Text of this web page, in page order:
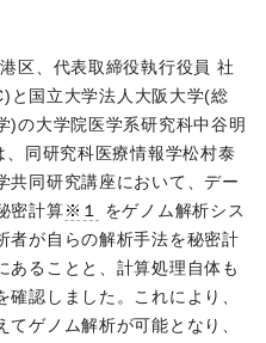
区、代表取締役執行役員 社
と国立大学法人大阪大学(総
)の大学院医学系研究科中谷明
同研究科医療情報学松村泰
共同研究講座において、デー
密計算※１
をゲノム解析シス
者が自らの解析手法を秘密計
あることと、計算処理自体も
認しました。これにより、
ゲノム解析が可能となり、